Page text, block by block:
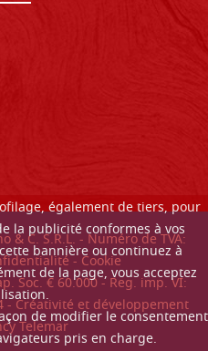
également de tiers, pour
la publicité conformes à vos
bannière ou continuez à
de la page, vous acceptez
de modifier le consentement
pris en charge.
C. S.R.L. - Numéro de TVA:
-Cookie
Soc. € 60.000 - Reg. imp. VI:
- Créativité et développement
Telemar